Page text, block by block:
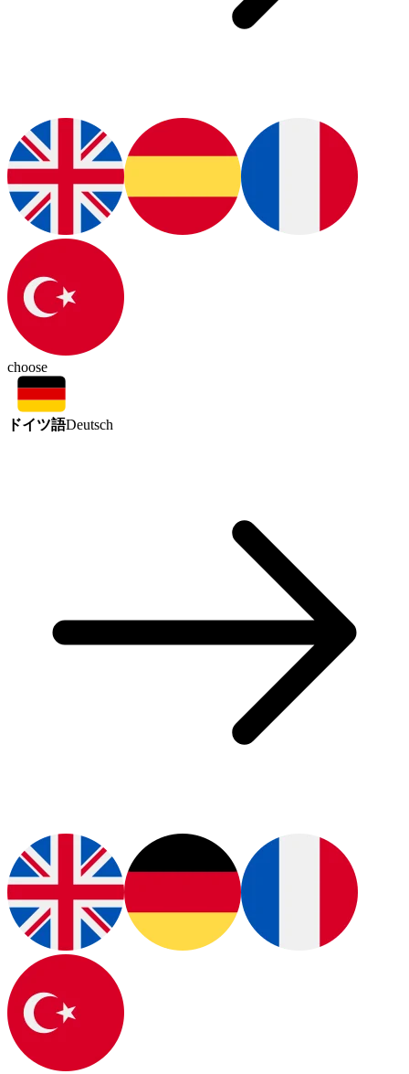
choose
ドイツ語Deutsch